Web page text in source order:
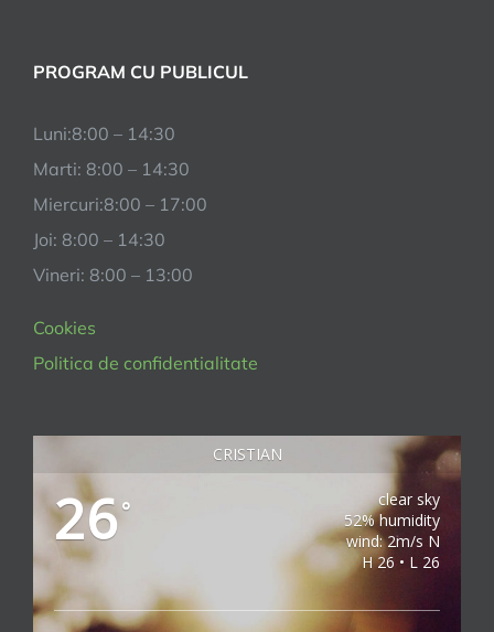
PROGRAM CU PUBLICUL
Luni:8:00 – 14:30
Marti: 8:00 – 14:30
Miercuri:8:00 – 17:00
Joi: 8:00 – 14:30
Vineri: 8:00 – 13:00
Cookies
Politica de confidentialitate
CRISTIAN
26°
clear sky
52% humidity
wind: 2m/s N
H 26 • L 26